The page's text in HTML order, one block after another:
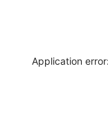
Application